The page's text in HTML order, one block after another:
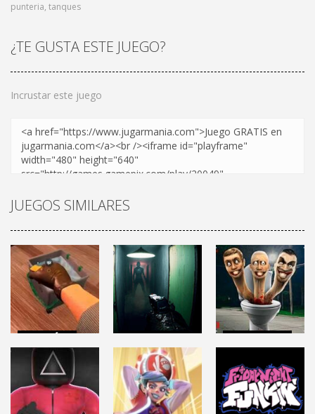
punteria, tanques
¿TE GUSTA ESTE JUEGO?
Incrustar este juego
JUEGOS SIMILARES
CRIME SCENE
CLEANER
6.33K
DEPPART
PROTOTYPE
4.64K
SKIBIDI TOILET
(Juego)
7.54K